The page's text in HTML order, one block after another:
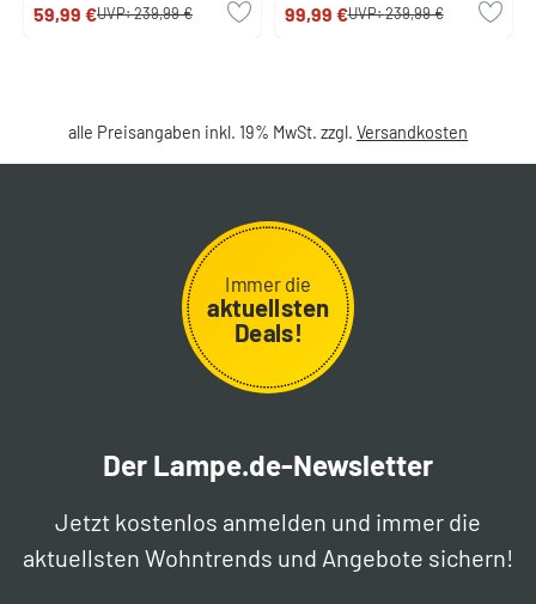
59,99 €UVP:239,99 € 99,99 €UVP:239,99 €
alle Preisangaben inkl. 19% MwSt. zzgl. Versandkosten
Immer die
aktuellsten
Deals!
Der Lampe.de-Newsletter
Jetzt kostenlos anmelden und immer die
aktuellsten Wohntrends und Angebote sichern!